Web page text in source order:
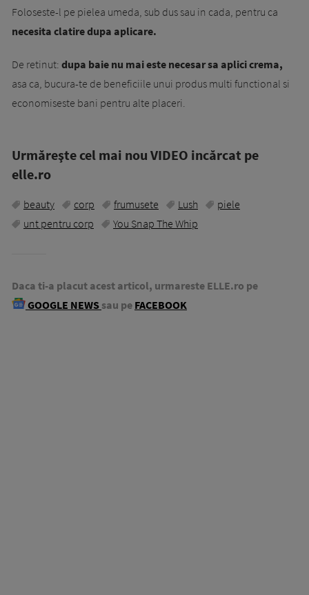
Foloseste-l pe pielea umeda, sub dus sau in cada, pentru ca
necesita clatire dupa aplicare.
De retinut: dupa baie nu mai este necesar sa aplici crema,
asa ca, bucura-te de beneficiile unui produs multi functional si
economiseste bani pentru alte placeri.
Urmăreşte cel mai nou VIDEO incărcat pe
elle.ro
beauty corp frumusete Lush
piele
unt pentru corp
You Snap The Whip
Daca ti-a placut acest articol, urmareste ELLE.ro pe
GOOGLE NEWS sau pe FACEBOOK